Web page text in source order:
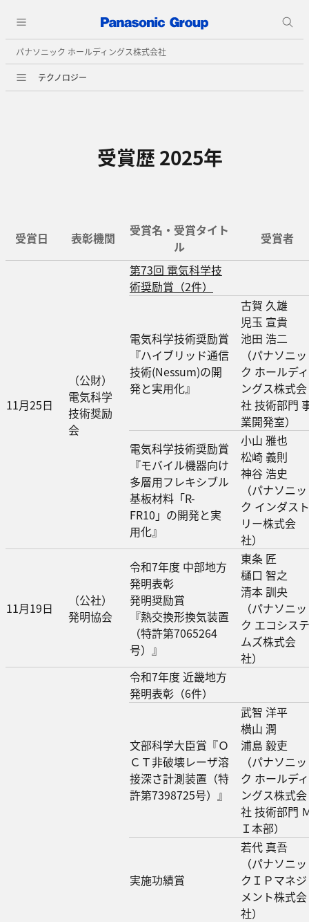
パナソニック ホールディングス株式会社
テクノロジー
受賞歴 2025年
受賞日 表彰機関
受賞名・受賞タイト
ル
受賞者
11月25日
（公財）
電気科学
技術奨励
会
第73回 電気科学技
術奨励賞（2件）
電気科学技術奨励賞
『ハイブリッド通信
技術(Nessum)の開
発と実用化』
古賀 久雄
児玉 宣貴
池田 浩二
（パナソニッ
ク ホールディ
ングス株式会
社 技術部門
業開発室）
電気科学技術奨励賞
『モバイル機器向け
多層用フレキシブル
基板材料「R-
FR10」の開発と実
用化』
小山 雅也
松崎 義則
神谷 浩史
（パナソニッ
ク インダスト
リー株式会
社）
11月19日
（公社）
発明協会
令和7年度 中部地方
発明表彰
発明奨励賞
『熱交換形換気装置
（特許第7065264
号）』
東条 匠
樋口 智之
清本 訓央
（パナソニッ
ク エコシステ
ムズ株式会
社）
令和7年度 近畿地方
発明表彰（6件）
文部科学大臣賞『Ｏ
ＣＴ非破壊レーザ溶
接深さ計測装置（特
許第7398725号）』
武智 洋平
横山 潤
浦島 毅吏
（パナソニッ
ク ホールディ
ングス株式会
社 技術部門
Ｉ本部）
実施功績賞
若代 真吾
（パナソニッ
クＩＰマネジ
メント株式会
社）